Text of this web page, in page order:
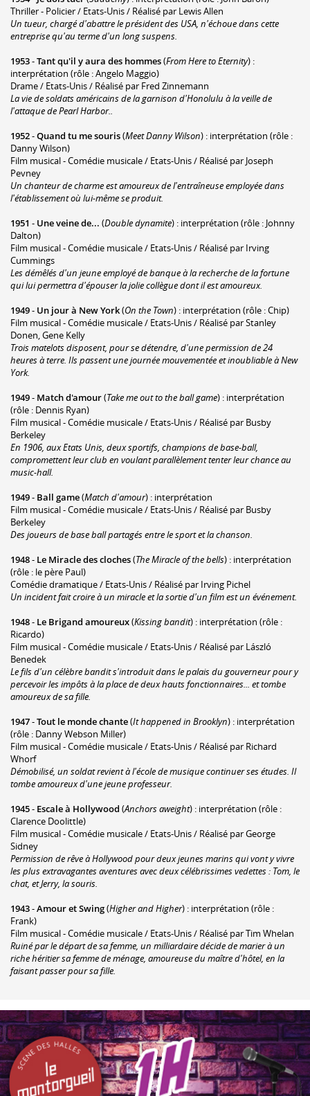
Thriller - Policier / Etats-Unis / Réalisé par Lewis Allen
Un tueur, chargé d'abattre le président des USA, n'échoue dans cette
entreprise qu'au terme d'un long suspens.
1953-Tant qu'il y aura des hommes(From Here to Eternity) :
interprétation (rôle : Angelo Maggio)
Drame / Etats-Unis / Réalisé par Fred Zinnemann
La vie de soldats américains de la garnison d'Honolulu à la veille de
l'attaque de Pearl Harbor..
1952-Quand tu me souris(Meet Danny Wilson) : interprétation (rôle :
Danny Wilson)
Film musical - Comédie musicale / Etats-Unis / Réalisé par Joseph
Pevney
Un chanteur de charme est amoureux de l'entraîneuse employée dans
l'établissement où lui-même se produit.
1951 - Une veine de... (Double dynamite) : interprétation (rôle : Johnny
Dalton)
Film musical - Comédie musicale / Etats-Unis / Réalisé par Irving
Cummings
Les démêlés d'un jeune employé de banque à la recherche de la fortune
qui lui permettra d'épouser la jolie collègue dont il est amoureux.
1949- Un jour à New York(On the Town) : interprétation (rôle : Chip)
Film musical - Comédie musicale / Etats-Unis / Réalisé par Stanley
Donen, Gene Kelly
Trois matelots disposent, pour se détendre, d'une permission de 24
heures à terre. Ils passent une journée mouvementée et inoubliable à New
York.
1949- Match d'amour(Take me out to the ball game) : interprétation
(rôle : Dennis Ryan)
Film musical - Comédie musicale / Etats-Unis / Réalisé par Busby
Berkeley
En 1906, aux Etats Unis, deux sportifs, champions de base-ball,
compromettent leur club en voulant parallèlement tenter leur chance au
music-hall.
1949- Ball game(Match d'amour) : interprétation
Film musical - Comédie musicale / Etats-Unis / Réalisé par Busby
Berkeley
Des joueurs de base ball partagés entre le sport et la chanson.
1948- Le Miracle des cloches(The Miracle of the bells) : interprétation
(rôle : le père Paul)
Comédie dramatique / Etats-Unis / Réalisé par Irving Pichel
Un incident fait croire à un miracle et la sortie d'un film est un événement.
1948- Le Brigand amoureux(Kissing bandit) : interprétation (rôle :
Ricardo)
Film musical - Comédie musicale / Etats-Unis / Réalisé par László
Benedek
Le fils d'un célèbre bandit s'introduit dans le palais du gouverneur pour y
percevoir les impôts à la place de deux hauts fonctionnaires... et tombe
amoureux de sa fille.
1947-Tout le monde chante(It happened in Brooklyn) : interprétation
(rôle : Danny Webson Miller)
Film musical - Comédie musicale / Etats-Unis / Réalisé par Richard
Whorf
Démobilisé, un soldat revient à l'école de musique continuer ses études. Il
tombe amoureux d'une jeune professeur.
1945- Escale à Hollywood (Anchors aweight) : interprétation (rôle :
Clarence Doolittle)
Film musical - Comédie musicale / Etats-Unis / Réalisé par George
Sidney
Permission de rêve à Hollywood pour deux jeunes marins qui vont y vivre
les plus extravagantes aventures avec deux célébrissimes vedettes : Tom, le
chat, et Jerry, la souris.
1943-Amour et Swing(Higher and Higher) : interprétation (rôle :
Frank)
Film musical - Comédie musicale / Etats-Unis / Réalisé par Tim Whelan
Ruiné par le départ de sa femme, un milliardaire décide de marier à un
riche héritier sa femme de ménage, amoureuse du maître d'hôtel, en la
faisant passer pour sa fille.